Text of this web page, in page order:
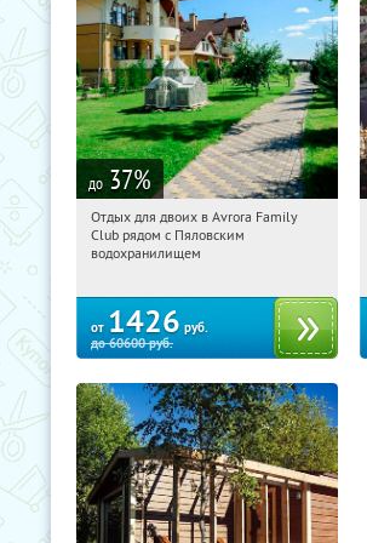
до 37%
21:49:49 Купили:
Московская обл., Мытищинский р-н,
Отдых для двоих в Avrora Family
Club рядом с Пяловским
водохранилищем
от 1426 руб.
до60600руб.